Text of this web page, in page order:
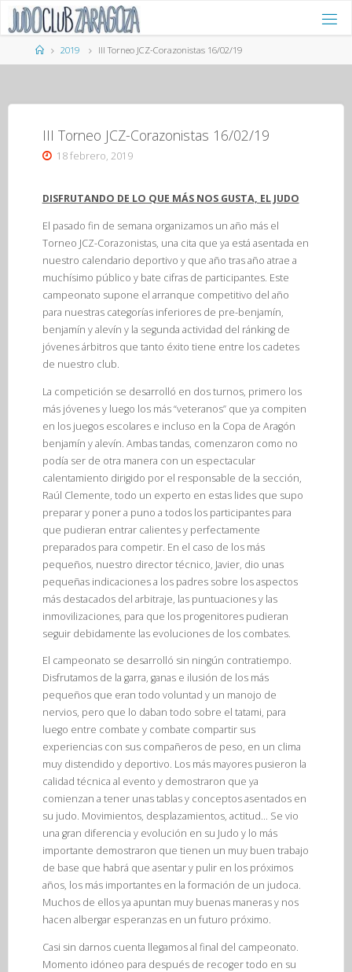
Saltar
contenidoPágina
de
2019 III Torneo JCZ-Corazonistas 16/02/19
III Torneo JCZ-Corazonistas 16/02/19
18 febrero, 2019
DISFRUTANDO DE LO QUE MÁS NOS GUSTA, EL JUDO
El pasado fin de semana organizamos un año más el
Torneo JCZ-Corazonistas, una cita que ya está asentada en
nuestro calendario deportivo y que año tras año atrae a
muchísimo público y bate cifras de participantes. Este
campeonato supone el arranque competitivo del año
para nuestras categorías inferiores de pre-benjamín,
benjamín y alevín y la segunda actividad del ránking de
jóvenes árbitros que tanto éxito tiene entre los cadetes
de nuestro club.
La competición se desarrolló en dos turnos, primero los
más jóvenes y luego los más “veteranos” que ya compiten
en los juegos escolares e incluso en la Copa de Aragón
benjamín y alevín. Ambas tandas, comenzaron como no
podía ser de otra manera con un espectacular
calentamiento dirigido por el responsable de la sección,
Raúl Clemente, todo un experto en estas lides que supo
preparar y poner a puno a todos los participantes para
que pudieran entrar calientes y perfectamente
preparados para competir. En el caso de los más
pequeños, nuestro director técnico, Javier, dio unas
pequeñas indicaciones a los padres sobre los aspectos
más destacados del arbitraje, las puntuaciones y las
inmovilizaciones, para que los progenitores pudieran
seguir debidamente las evoluciones de los combates.
El campeonato se desarrolló sin ningún contratiempo.
Disfrutamos de la garra, ganas e ilusión de los más
pequeños que eran todo voluntad y un manojo de
nervios, pero que lo daban todo sobre el tatami, para
luego entre combate y combate compartir sus
experiencias con sus compañeros de peso, en un clima
muy distendido y deportivo. Los más mayores pusieron la
calidad técnica al evento y demostraron que ya
comienzan a tener unas tablas y conceptos asentados en
su judo. Movimientos, desplazamientos, actitud… Se vio
una gran diferencia y evolución en su Judo y lo más
importante demostraron que tienen un muy buen trabajo
de base que habrá que asentar y pulir en los próximos
años, los más importantes en la formación de un judoca.
Muchos de ellos ya apuntan muy buenas maneras y nos
hacen albergar esperanzas en un futuro próximo.
Casi sin darnos cuenta llegamos al final del campeonato.
Momento idóneo para después de recoger todo en su